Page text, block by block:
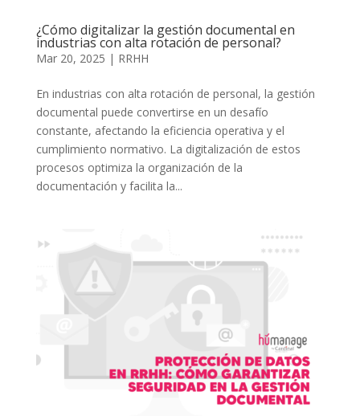
¿Cómo digitalizar la gestión documental en
industrias con alta rotación de personal?
Mar 20, 2025 | RRHH
En industrias con alta rotación de personal, la gestión
documental puede convertirse en un desafío
constante, afectando la eficiencia operativa y el
cumplimiento normativo. La digitalización de estos
procesos optimiza la organización de la
documentación y facilita la...